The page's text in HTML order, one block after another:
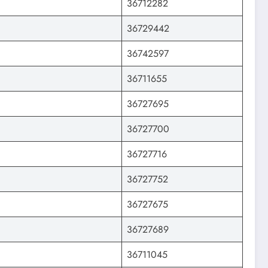
36712282
36729442
36742597
36711655
36727695
36727700
36727716
36727752
36727675
36727689
36711045